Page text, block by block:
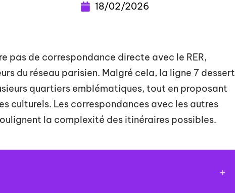
18/02/2026
pas de correspondance directe avec le RER,
du réseau parisien. Malgré cela, la ligne 7 dessert
quartiers emblématiques, tout en proposant
culturels. Les correspondances avec les autres
la complexité des itinéraires possibles.